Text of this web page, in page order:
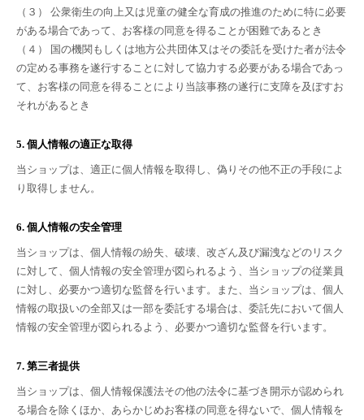
（３） 公衆衛生の向上又は児童の健全な育成の推進のために特に必要
がある場合であって、お客様の同意を得ることが困難であるとき
（４） 国の機関もしくは地方公共団体又はその委託を受けた者が法令
の定める事務を遂行することに対して協力する必要がある場合であっ
て、お客様の同意を得ることにより当該事務の遂行に支障を及ぼすお
それがあるとき
5. 個人情報の適正な取得
当ショップは、適正に個人情報を取得し、偽りその他不正の手段によ
り取得しません。
6. 個人情報の安全管理
当ショップは、個人情報の紛失、破壊、改ざん及び漏洩などのリスク
に対して、個人情報の安全管理が図られるよう、当ショップの従業員
に対し、必要かつ適切な監督を行います。また、当ショップは、個人
情報の取扱いの全部又は一部を委託する場合は、委託先において個人
情報の安全管理が図られるよう、必要かつ適切な監督を行います。
7. 第三者提供
当ショップは、個人情報保護法その他の法令に基づき開示が認められ
る場合を除くほか、あらかじめお客様の同意を得ないで、個人情報を